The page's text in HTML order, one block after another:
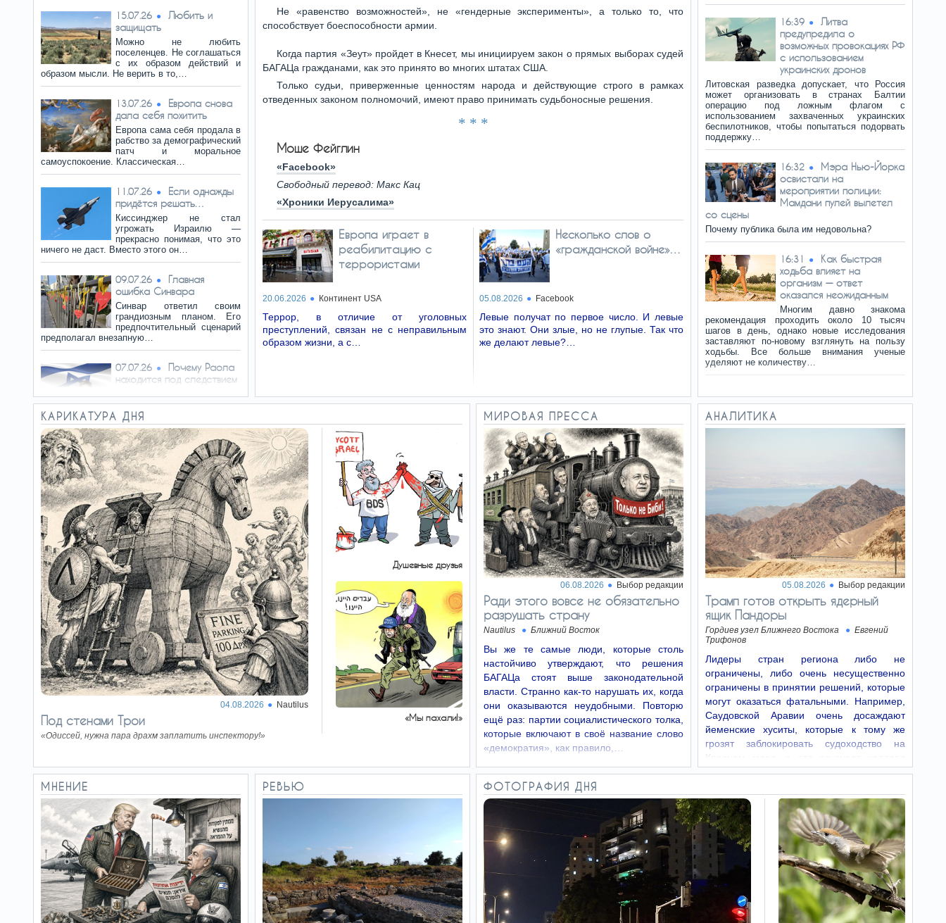
15.07.26
Любить и
защищать
Можно не любить
поселенцев. Не соглашаться
с их образом действий и
образом мысли. Не верить в то,…
13.07.26
Европа снова
дала себя похитить
Европа сама себя продала в
рабство за демографический
патч и моральное
самоуспокоение. Классическая…
11.07.26
Если однажды
придётся решать…
Киссинджер не стал
угрожать Израилю —
прекрасно понимая, что это
ничего не даст. Вместо этого он…
09.07.26
Главная
ошибка Синвара
Синвар ответил своим
грандиозным планом. Его
предпочтительный сценарий
предполагал внезапную…
07.07.26
Почему Раола
находится под следствием
Сожаление, что нельзя
сбросить на Израиль
ядерную бомбу, является
защищённой политической речью. Но…
05.07.26
Перед нами –
лжец
Если бы командиру дивизии
действительно сообщили,
что ХАМАС готовит
масштабное наступление по всему…
03.07.26
Когда
восстановится Хизбалла?
И рассказы о поваленном
трактором электронном
заборе тоже забудьте:
проблема была не в заборе. Все…
01.07.26
Бойцы
ненавидимого фронта
Проблема с харедим - это не
их нежелание служить в
армии. Проблема - это их
образ жизни,…
30.06.26
нашего времени
Японии, а также две
ядерные бомбы, «своего рода…
28.06.26
Требовалось
нечто новое
Можно сказать: «Война
связана с ростом числа
детских браков». Это
описательное, нейтральное…
26.06.26
Несколько
слов о конфликте
интересов…
Не «равенство возможностей», не «гендерные эксперименты», а только то, что
способствует боеспособности армии.
Когда партия «Зеут» пройдет в Кнесет, мы инициируем закон о прямых выборах судей
БАГАЦа гражданами, как это принято во многих штатах США.
Только судьи, приверженные ценностям народа и действующие строго в рамках
отведенных законом полномочий, имеют право принимать судьбоносные решения.
* * *
Моше Фейглин
«Facebook»
Свободный перевод: Макс Кац
«Хроники Иерусалима»
Европа играет в
реабилитацию с
террористами
20.06.2026 Континент USA
Террор, в отличие от уголовных
преступлений, связан не с неправильным
образом жизни, а с…
Несколько слов о
«гражданской войне»…
05.08.2026 Facebook
Левые получат по первое число. И левые
это знают. Они злые, но не глупые. Так что
же делают левые?…
16:39
Литва
предупредила о
возможных провокациях РФ
с использованием
украинских дронов
Литовская разведка допускает, что Россия
может организовать в странах Балтии
операцию под ложным флагом с
использованием захваченных украинских
беспилотников, чтобы попытаться подорвать
поддержку…
16:32
Мэра Нью-Йорка
освистали на
мероприятии полиции:
Мамдани пулей вылетел
со сцены
Почему публика была им недовольна?
16:31
Как быстрая
ходьба влияет на
организм — ответ
оказался неожиданным
Многим давно знакома
рекомендация проходить около 10 тысяч
шагов в день, однако новые исследования
заставляют по-новому взглянуть на пользу
ходьбы. Все больше внимания ученые
уделяют не количеству…
подорожало до
Стоимость золота достигла
ослаблением доллара и…
16:29
Перевооружение
Европы: четыре страны
ЕС сохранили
нейтралитет
Австрия, Ирландия, Мальта и Кипр
продолжают придерживаться политики
военного нейтралитета или неприсоединения,
несмотря на ускоренное укрепление обороны
в Европе после полномасштабной войны
России…
начал проверку
получателей выплат - что
Размер ежегодной выплаты вырос, однако
некоторым семьям необходимо выполнить
обязательное условие для ее получения.
16:18
Житель
Иерусалима
убийством депутату
Кнессета
25-летний Тарзан Хамад из Шуафата был
арестован по подозрению в угрозах
убийством председателю парламентской
комиссии по образованию, депутату Кнессета
Цви Суккоту.
16:17
В районе
кораллового заповедника
в Эйлате заметили
КАРИКАТУРА ДНЯ
04.08.2026 Nautilus
Под стенами Трои
«Одиссей, нужна пара драхм заплатить инспектору!»
Душевные друзья
«Мы пахали!»
МИРОВАЯ ПРЕССА
06.08.2026 Выбор редакции
Ради этого вовсе не обязательно
разрушать страну
Nautilus Ближний Восток
Вы же те самые люди, которые столь
настойчиво утверждают, что решения
БАГАЦа стоят выше законодательной
власти. Странно как-то нарушать их, когда
они оказываются неудобными. Повторю
ещё раз: партии социалистического толка,
которые включают в своё название слово
«демократия», как правило,…
АНАЛИТИКА
05.08.2026 Выбор редакции
Трамп готов открыть ядерный
ящик Пандоры
Гордиев узел Ближнего Востока
Евгений
Трифонов
Лидеры стран региона либо не
ограничены, либо очень несущественно
ограничены в принятии решений, которые
могут оказаться фатальными. Например,
Саудовской Аравии очень досаждают
йеменские хуситы, которые к тому же
грозят заблокировать судоходство на
Красном море, а это означает коллапс
саудовского…
МНЕНИЕ РЕВЬЮ ФОТОГРАФИЯ ДНЯ